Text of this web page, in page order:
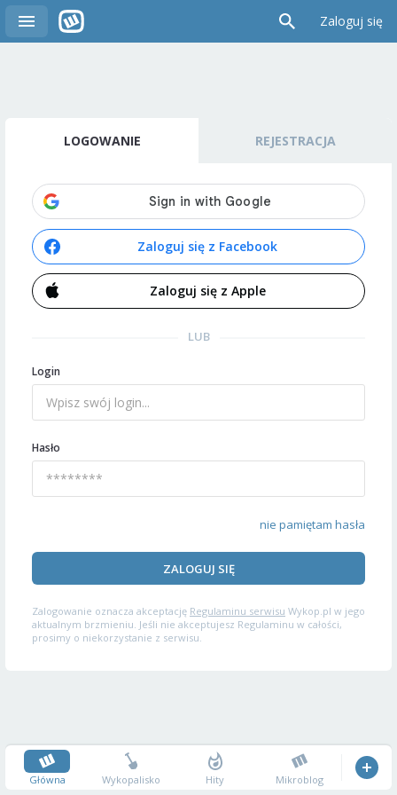
Zaloguj się
LOGOWANIE REJESTRACJA
Zaloguj się z Facebook
Zaloguj się z Apple
LUB
Login
Hasło
nie pamiętam hasła
ZALOGUJ SIĘ
Zalogowanie oznacza akceptację Regulaminu serwisu Wykop.pl w jego
aktualnym brzmieniu. Jeśli nie akceptujesz Regulaminu w całości,
prosimy o niekorzystanie z serwisu.
Główna Wykopalisko Hity Mikroblog